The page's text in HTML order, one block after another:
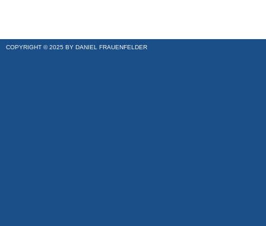
COPYRIGHT © 2025 BY DANIEL FRAUENFELDER